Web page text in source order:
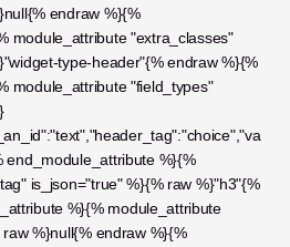
endraw %}{%
module_attribute "extra_classes"
type-header"{% endraw %}{%
module_attribute "field_types"
end_module_attribute %}{%
is_json="true" %}{% raw %}"h3"{%
%}{% module_attribute
%}null{% endraw %}{%